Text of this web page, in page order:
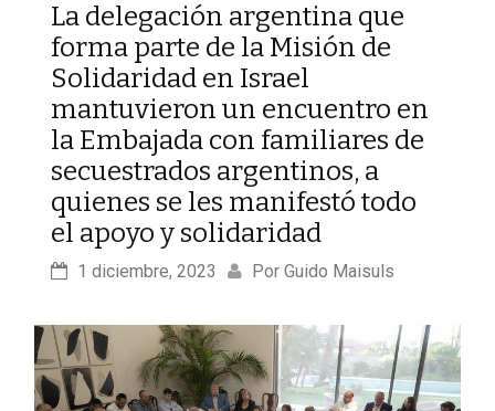
La delegación argentina que
forma parte de la Misión de
Solidaridad en Israel
mantuvieron un encuentro en
la Embajada con familiares de
secuestrados argentinos, a
quienes se les manifestó todo
el apoyo y solidaridad
1 diciembre, 2023 Por Guido Maisuls